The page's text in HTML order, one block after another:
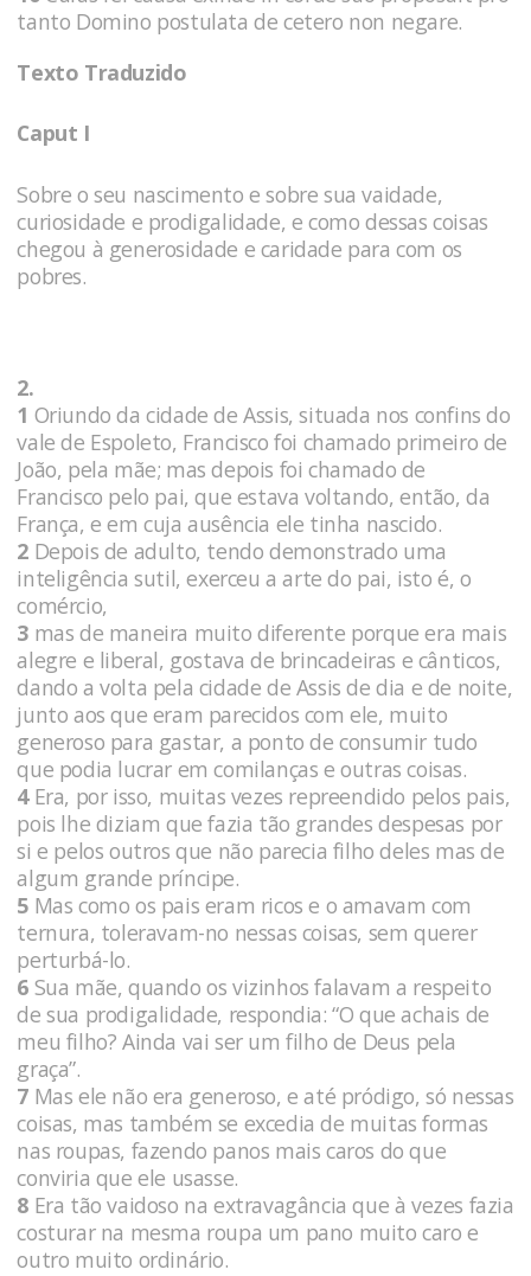
tanto Domino postulata de cetero non negare.
Texto Traduzido
Caput I
Sobre o seu nascimento e sobre sua vaidade,
curiosidade e prodigalidade, e como dessas coisas
chegou à generosidade e caridade para com os
pobres.
2.
1 Oriundo da cidade de Assis, situada nos confins do
vale de Espoleto, Francisco foi chamado primeiro de
João, pela mãe; mas depois foi chamado de
Francisco pelo pai, que estava voltando, então, da
França, e em cuja ausência ele tinha nascido.
2 Depois de adulto, tendo demonstrado uma
inteligência sutil, exerceu a arte do pai, isto é, o
comércio,
3 mas de maneira muito diferente porque era mais
alegre e liberal, gostava de brincadeiras e cânticos,
dando a volta pela cidade de Assis de dia e de noite,
junto aos que eram parecidos com ele, muito
generoso para gastar, a ponto de consumir tudo
que podia lucrar em comilanças e outras coisas.
4Era, por isso, muitas vezes repreendido pelos pais,
pois lhe diziam que fazia tão grandes despesas por
si e pelos outros que não parecia filho deles mas de
algum grande príncipe.
5 Mas como os pais eram ricos e o amavam com
ternura, toleravam-no nessas coisas, sem querer
perturbá-lo.
6 Sua mãe, quando os vizinhos falavam a respeito
de sua prodigalidade, respondia: “O que achais de
meu filho? Ainda vai ser um filho de Deus pela
graça”.
7 Mas ele não era generoso, e até pródigo, só nessas
coisas, mas também se excedia de muitas formas
nas roupas, fazendo panos mais caros do que
conviria que ele usasse.
8 Era tão vaidoso na extravagância que à vezes fazia
costurar na mesma roupa um pano muito caro e
outro muito ordinário.